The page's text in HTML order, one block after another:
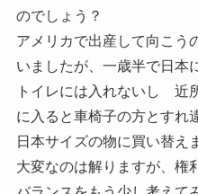
のでしょう？
アメリカで出産して向こう
いましたが、一歳半で日本
トイレには入れないし 近
に入ると車椅子の方とす
日本サイズの物に買い替え
大変なのは解りますが、